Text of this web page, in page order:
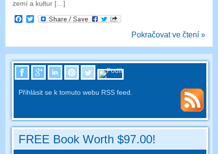
zemí a kultur […]
Facebook
Twitter
Pokračovat ve čtení »
Přihlásit se k tomuto webu RSS feed.
FREE Book Worth $97.00!